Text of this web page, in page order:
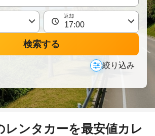
返却
検索する
絞り込み
レンタカーを最安値カレ